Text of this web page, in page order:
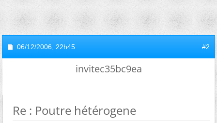
06/12/2006, 22h45 #2
invitec35bc9ea
Re : Poutre hétérogene